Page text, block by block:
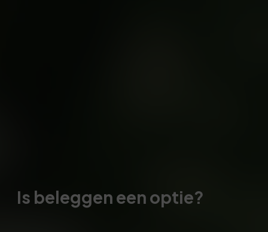
Is beleggen een optie?